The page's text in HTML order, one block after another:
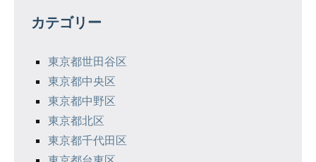
ー
カテゴリー
東京都世田谷区
東京都中央区
東京都中野区
東京都北区
東京都千代田区